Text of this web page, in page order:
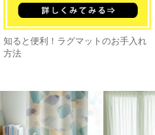
知ると便利！ラグマットのお手入れ
方法